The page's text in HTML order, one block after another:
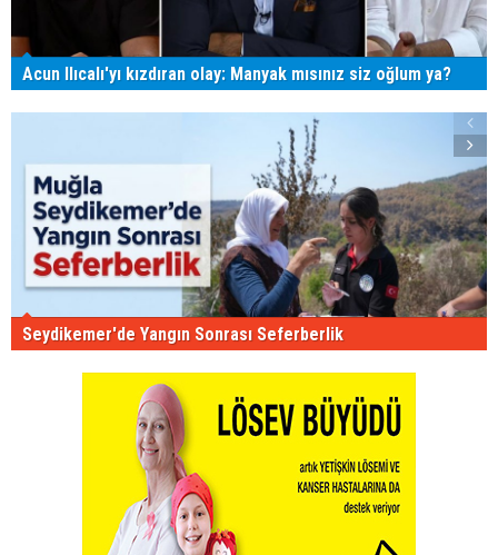
Acun Ilıcalı'yı kızdıran olay: Manyak mısınız siz oğlum ya?
Seydikemer'de Yangın Sonrası Seferberlik